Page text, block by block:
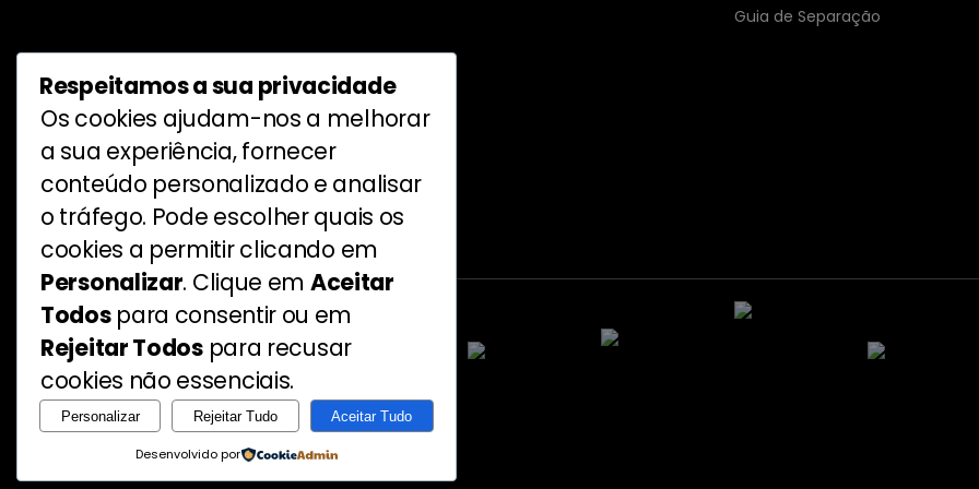
Guia de Separação
Siga-nos
Proteção de dados pessoais
Respeitamos a sua privacidade
Os cookies ajudam-nos a melhorar
a sua experiência, fornecer
conteúdo personalizado e analisar
o tráfego. Pode escolher quais os
cookies a permitir clicando em
Personalizar. Clique em Aceitar
Todospara consentir ou em
Rejeitar Todospara recusar
cookies não essenciais.
Personalizar Rejeitar Tudo Aceitar Tudo
Desenvolvido por